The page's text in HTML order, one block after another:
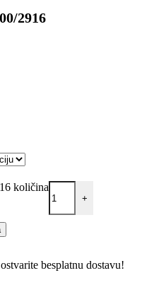
2916
količina
+
besplatnu dostavu!